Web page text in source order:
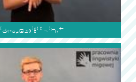
